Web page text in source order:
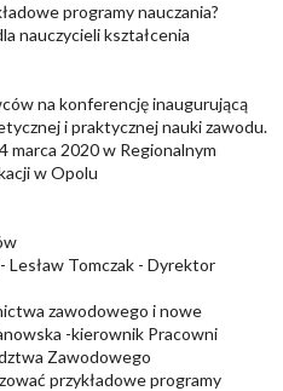
programy nauczania?
nauczycieli kształcenia
na konferencję inaugurującą
i praktycznej nauki zawodu.
marca 2020 w Regionalnym
w Opolu
Tomczak - Dyrektor
zawodowego i nowe
-kierownik Pracowni
Zawodowego
przykładowe programy